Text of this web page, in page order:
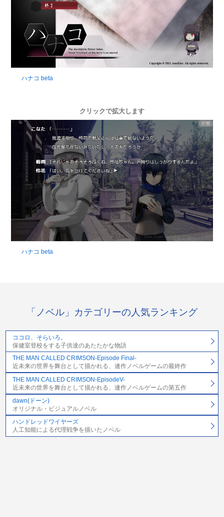
ハナコ beta
クリックで拡大します
ハナコ beta
「ノベル」カテゴリーの人気ランキング
ココロ、そらいろ。
保健室登校をする子供達のあたたかな物語
THE MAN CALLED CRIMSON-Episode Final-
近未来の世界を舞台として描かれる、連作ノベルゲームの最終作
THE MAN CALLED CRIMSON-EpisodeV-
近未来の世界を舞台として描かれる、連作ノベルゲームの第五作
dawn(ドーン)
オリジナル・ビジュアルノベル
ハンドレッドワイヤーズ
人工知能による代理戦争を描いたノベル